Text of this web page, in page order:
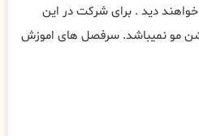
دید . برای شرکت در این
مو نمیباشد. سرفصل های اموزش